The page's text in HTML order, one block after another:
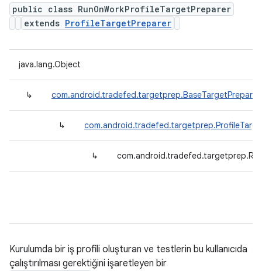
public class RunOnWorkProfileTargetPreparer
extends ProfileTargetPreparer
java.lang.Object
↳ com.android.tradefed.targetprep.BaseTargetPreparer
↳
↳
Kurulumda bir iş profili oluşturan ve testlerin bu kullanıcıda
çalıştırılması gerektiğini işaretleyen bir